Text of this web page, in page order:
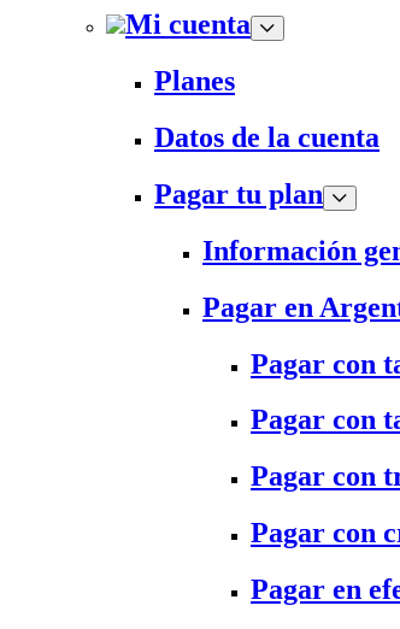
Mi cuenta
Planes
Datos de la cuenta
Pagar tu plan
Información
Pagar en
Pagar con
Pagar con
Pagar con
Pagar con
Pagar en